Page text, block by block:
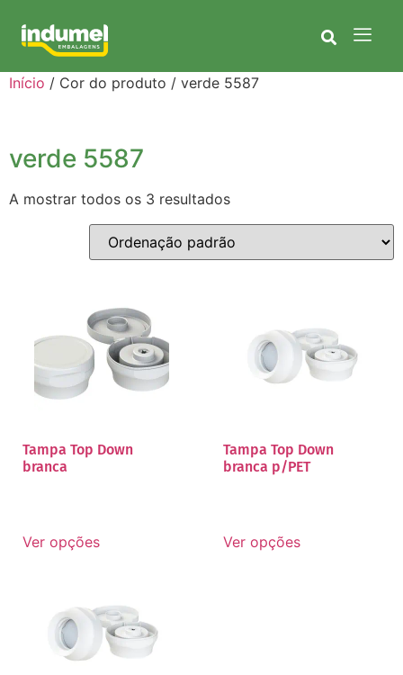
Início / Cor do produto / verde 5587
verde 5587
A mostrar todos os 3 resultados
Tampa Top Down
branca
Ver opções
Tampa Top Down
branca p/PET
Ver opções